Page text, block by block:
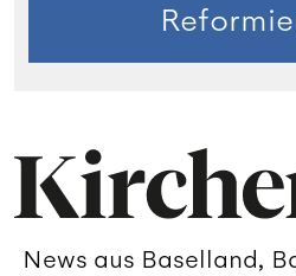
News aus Baselland,